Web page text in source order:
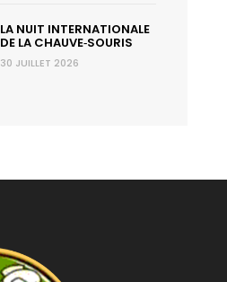
LA NUIT INTERNATIONALE
DE LA CHAUVE‑SOURIS
30 JUILLET 2026